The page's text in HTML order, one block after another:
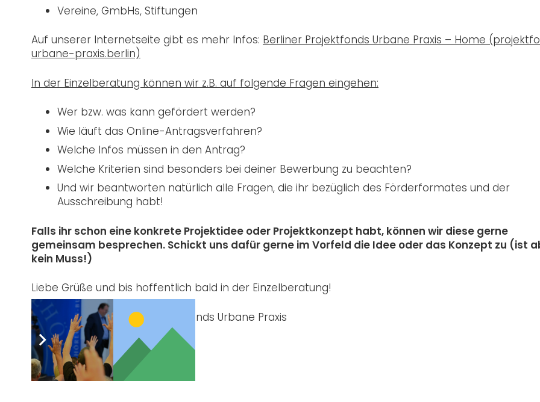
Vereine, GmbHs, Stiftungen
Auf unserer Internetseite gibt es mehr Infos: Berliner Projektfonds Urbane Praxis – Home
urbane-praxis.berlin)
In der Einzelberatung können wir z.B. auf folgende Fragen eingehen:
Wer bzw. was kann gefördert werden?
Wie läuft das Online-Antragsverfahren?
Welche Infos müssen in den Antrag?
Welche Kriterien sind besonders bei deiner Bewerbung zu beachten?
Und wir beantworten natürlich alle Fragen, die ihr bezüglich des Förderformates und der
Ausschreibung habt!
Falls ihr schon eine konkrete Projektidee oder Projektkonzept habt, können wir diese gerne
gemeinsam besprechen. Schickt uns dafür gerne im Vorfeld die Idee oder das Konzept zu (ist
kein Muss!)
Liebe Grüße und bis hoffentlich bald in der Einzelberatung!
das Team des Berliner Projektfonds Urbane Praxis
Post Views: 1.443